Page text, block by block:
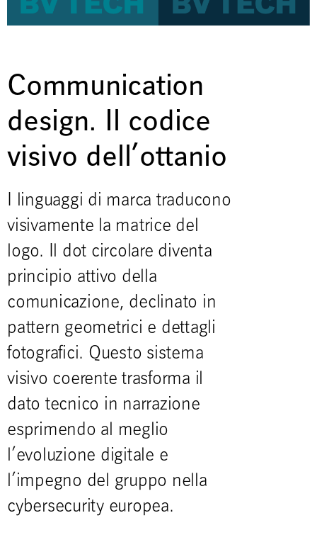
Communication
design. Il codice
visivo dell’ottanio
I linguaggi di marca traducono
visivamente la matrice del
logo. Il dot circolare diventa
principio attivo della
comunicazione, declinato in
pattern geometrici e dettagli
fotografici. Questo sistema
visivo coerente trasforma il
dato tecnico in narrazione
esprimendo al meglio
l’evoluzione digitale e
l’impegno del gruppo nella
cybersecurity europea.